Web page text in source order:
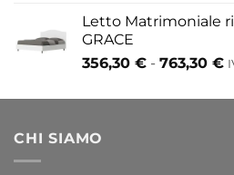
Letto Matrimoniale
GRACE
356,30 € - 763,30 €
CHI SIAMO